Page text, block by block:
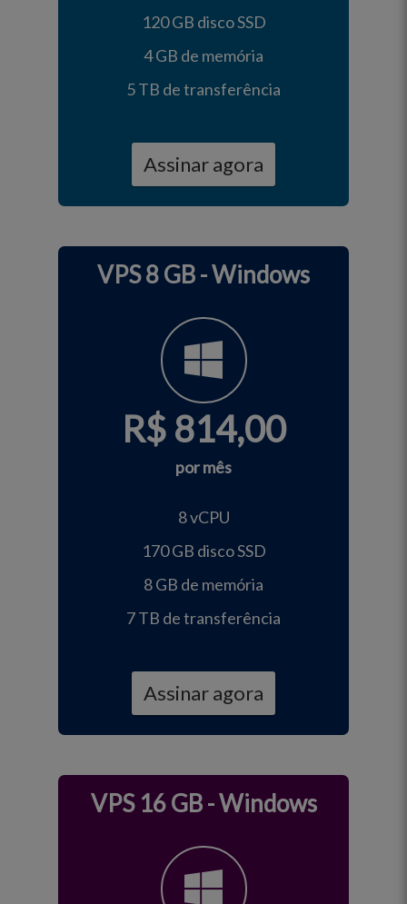
120 GB disco SSD
4 GB de memória
5 TB de transferência
Assinar agora
VPS 8 GB - Windows
R$ 814,00
por mês
8 vCPU
170 GB disco SSD
8 GB de memória
7 TB de transferência
Assinar agora
VPS 16 GB - Windows